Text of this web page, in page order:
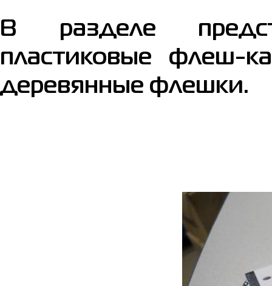
В разделе
пластиковые флеш-
деревянные флешки.